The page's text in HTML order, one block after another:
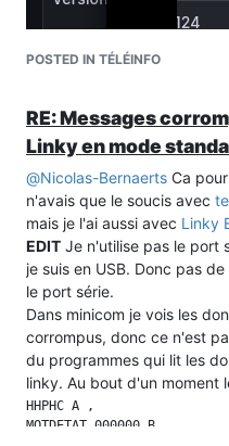
POSTED IN TÉLÉINFO
RE: Messages
Linky en mode
@Nicolas-Bernaerts Ca
n'avais que le soucis avec
mais je l'ai aussi avec Linky
EDIT Je n'utilise pas le port
je suis en USB. Donc pas
le port série.
Dans minicom je vois les
corrompus, donc ce n'est
du programmes qui lit les
linky. Au bout d'un moment
HHPHC A ,
MOTDETAT 000000 B